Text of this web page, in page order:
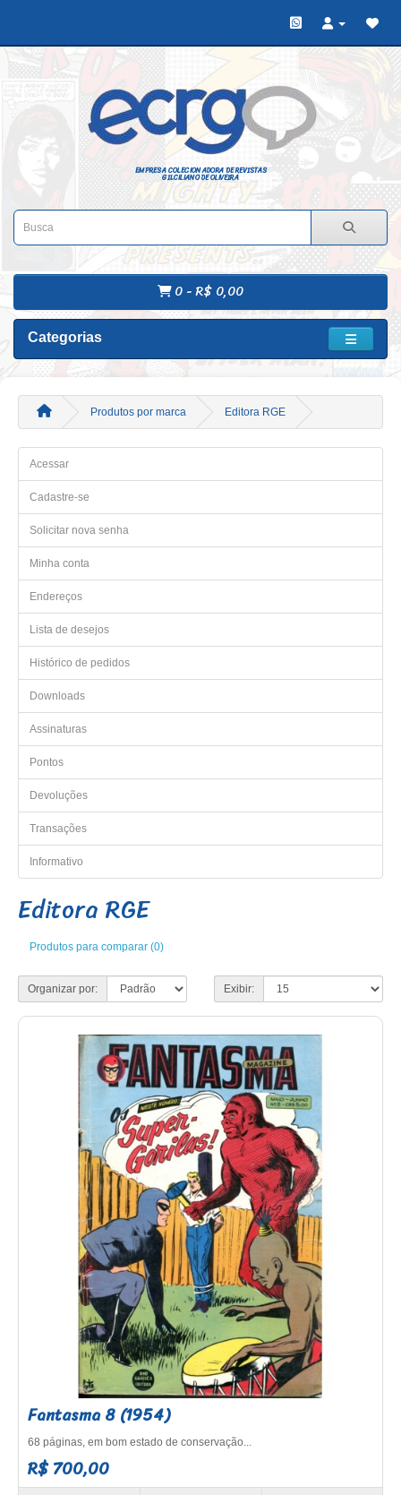
EMPRESA COLECIONADORA DE REVISTAS
GILCILIANO DE OLIVEIRA
0 - R$ 0,00
Categorias
Produtos por marca Editora RGE
Acessar
Cadastre-se
Solicitar nova senha
Minha conta
Endereços
Lista de desejos
Histórico de pedidos
Downloads
Assinaturas
Pontos
Devoluções
Transações
Informativo
Editora RGE
Produtos para comparar (0)
Organizar por: Exibir:
Fantasma 8 (1954)
68 páginas, em bom estado de conservação...
R$ 700,00